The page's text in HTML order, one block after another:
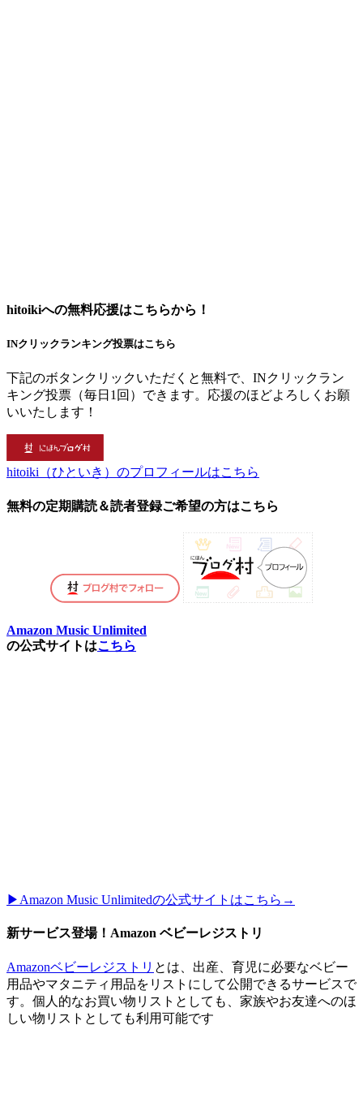
hitoikiへの無料応援はこちらから！
INクリックランキング投票はこちら
下記のボタンクリックいただくと無料で、INクリックラン
キング投票（毎日1回）できます。応援のほどよろしくお願
いいたします！
hitoiki（ひといき）のプロフィールはこちら
無料の定期購読＆読者登録ご希望の方はこちら
Amazon Music Unlimited
の公式サイトはこちら
▶︎Amazon Music Unlimitedの公式サイトはこちら→
新サービス登場！Amazon ベビーレジストリ
Amazonベビーレジストリ とは、出産、育児に必要なベビー
用品やマタニティ用品をリストにして公開できるサービスで
す。個人的なお買い物リストとしても、家族やお友達へのほ
しい物リストとしても利用可能です